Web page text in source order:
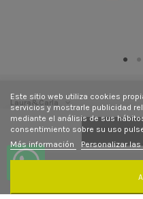
Laura&Carla
Contacto
Este sitio web utiliza cookies
servicios y mostrarle publicidad
mediante el análisis de sus
consentimiento sobre su uso
Más información
Personalizar
Síguenos